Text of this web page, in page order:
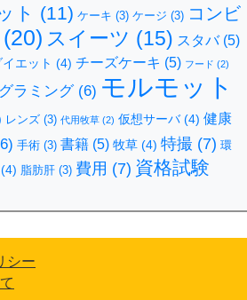
ト (11) ケーキ (3) ケージ (3) コンビ
(20) スイーツ (15) スタバ(5)
イエット (4) チーズケーキ (5) フード (2)
ラミング(6) モルモット
レンズ (3) 代用牧草 (2) 仮想サーバ(4) 健康
手術 (3) 書籍 (5) 牧草 (4) 特撮 (7) 環
(4) 脂肪肝 (3) 費用 (7) 資格試験
シー